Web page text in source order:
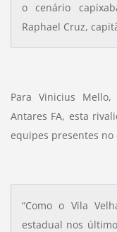
o cenário
Raphael Cruz,
Para Vinicius
Antares FA, esta
equipes presentes
“Como o Vila
estadual nos